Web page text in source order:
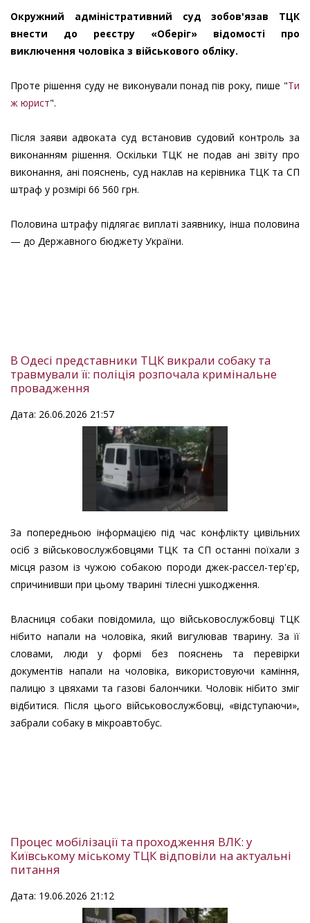
Окружний адміністративний суд зобов'язав ТЦК
внести до реєстру «Оберіг» відомості про
виключення чоловіка з військового обліку.
Проте рішення суду не виконували понад пів року, пише "Ти
ж юрист".
Після заяви адвоката суд встановив судовий контроль за
виконанням рішення. Оскільки ТЦК не подав ані звіту про
виконання, ані пояснень, суд наклав на керівника ТЦК та СП
штраф у розмірі 66 560 грн.
Половина штрафу підлягає виплаті заявнику, інша половина
— до Державного бюджету України.
В Одесі представники ТЦК викрали собаку та
травмували її: поліція розпочала кримінальне
провадження
Дата: 26.06.2026 21:57
За попередньою інформацією під час конфлікту цивільних
осіб з військовослужбовцями ТЦК та СП останні поїхали з
місця разом із чужою собакою породи джек-рассел-тер'єр,
спричинивши при цьому тварині тілесні ушкодження.
Власниця собаки повідомила, що військовослужбовці ТЦК
нібито напали на чоловіка, який вигулював тварину. За її
словами, люди у формі без пояснень та перевірки
документів напали на чоловіка, використовуючи каміння,
палицю з цвяхами та газові балончики. Чоловік нібито зміг
відбитися. Після цього військовослужбовці, «відступаючи»,
забрали собаку в мікроавтобус.
Процес мобілізації та проходження ВЛК: у
Київському міському ТЦК відповіли на актуальні
питання
Дата: 19.06.2026 21:12